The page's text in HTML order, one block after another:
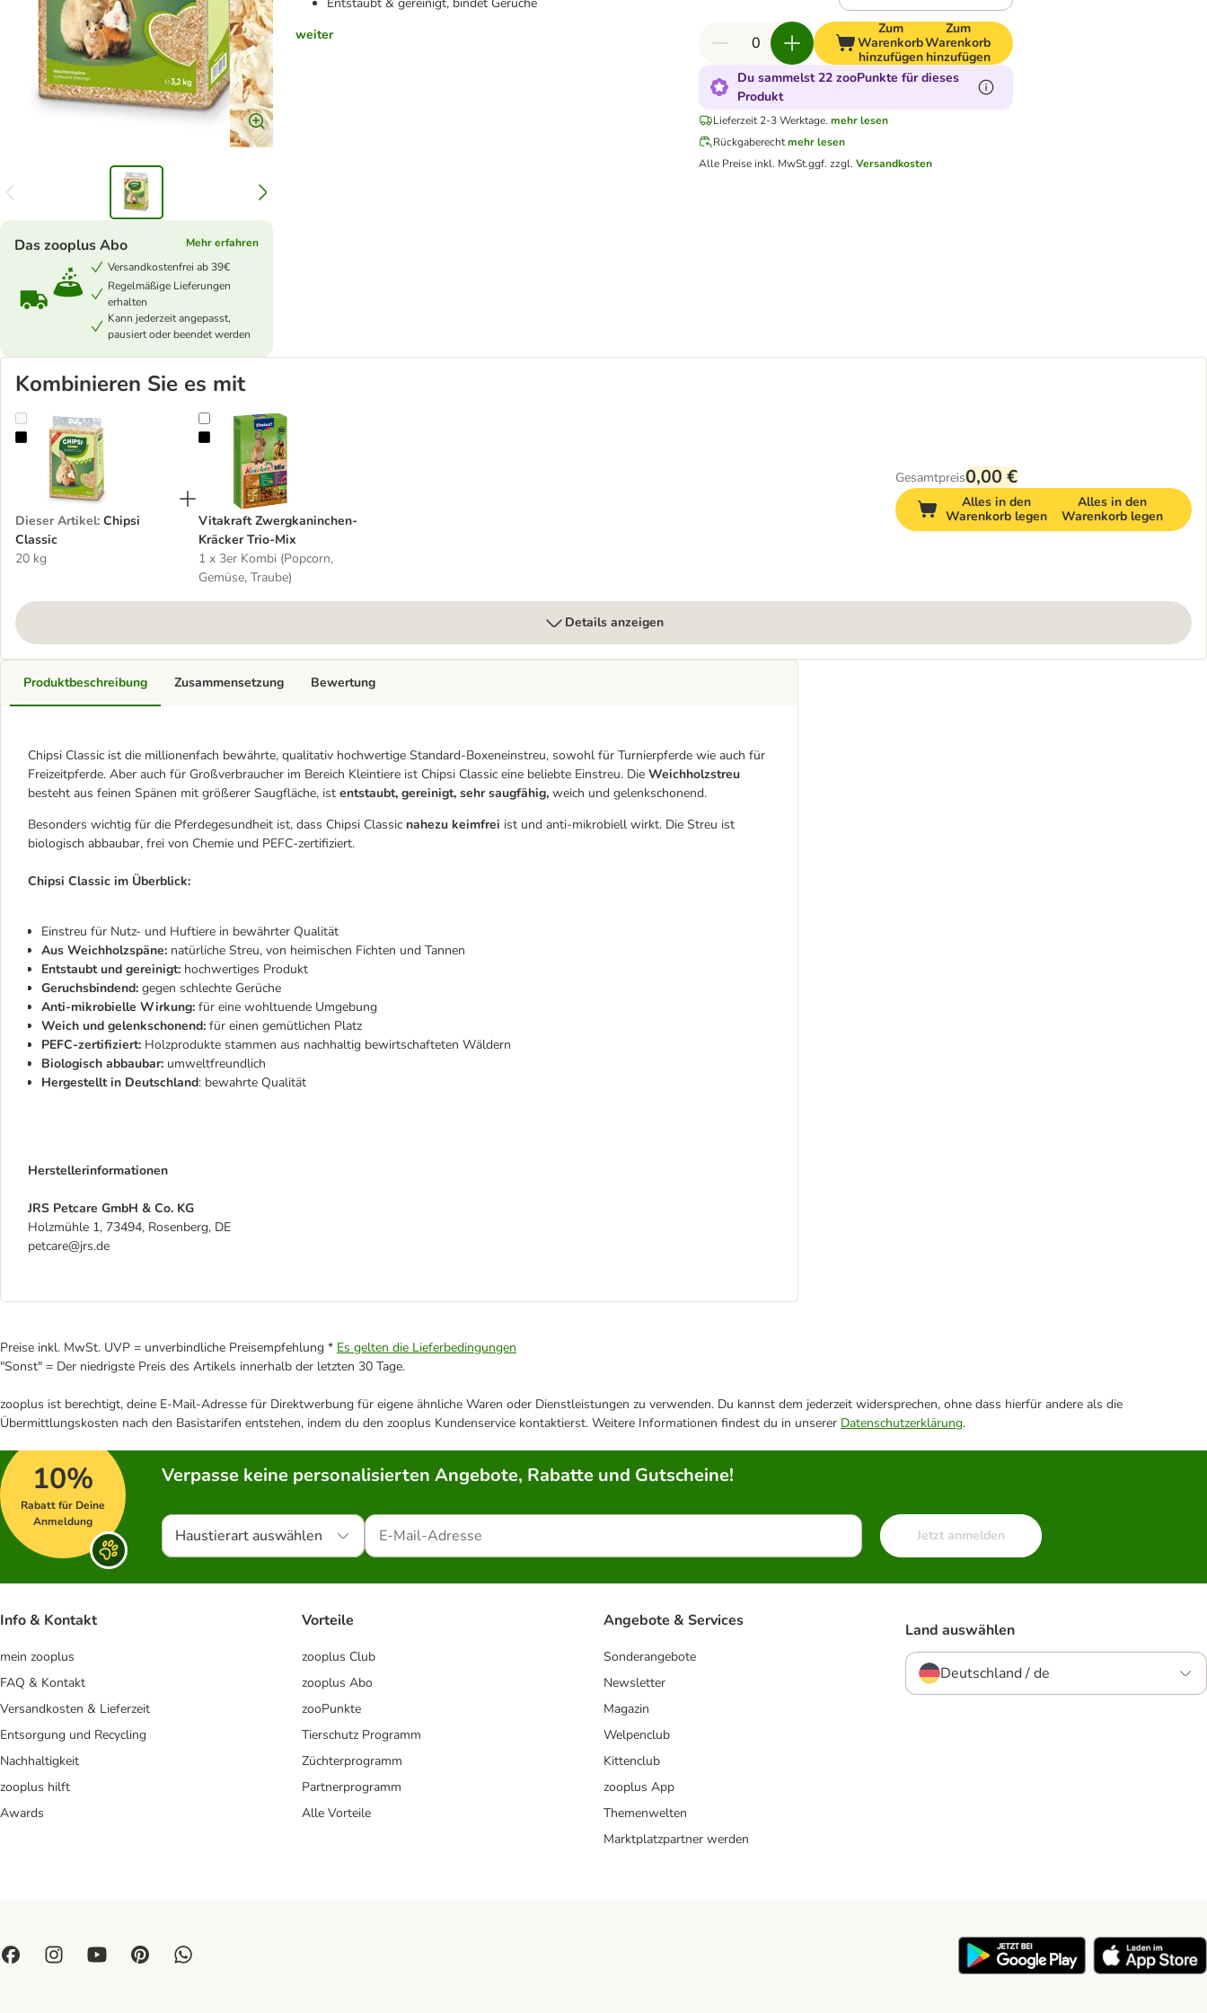
weiter
Das zooplus Abo
Mehr erfahren
Versandkostenfrei ab 39€
Regelmäßige Lieferungen
erhalten
Kann jederzeit angepasst,
pausiert oder beendet werden
Zum
Warenkorb
hinzufügen
Zum
Warenkorb
hinzufügen
Du sammelst 22 zooPunkte für dieses
Produkt
Lieferzeit 2-3 Werktage. mehr lesen
Rückgaberechtmehr lesen
Alle Preise inkl. MwSt.ggf. zzgl. Versandkosten
Kombinieren Sie es mit
Chipsi Classic
Dieser Artikel: Chipsi
Classic
20 kg
Vitakraft Zwergkaninchen-Kräcker Trio-Mix
Vitakraft Zwergkaninchen-
Kräcker Trio-Mix
1 x 3er Kombi (Popcorn,
Gemüse, Traube)
Gesamtpreis0,00 €
Alles in den
Warenkorb legen
Alles in den
Warenkorb legen
Details anzeigen
Produktbeschreibung
Chipsi Classic ist die millionenfach bewährte, qualitativ hochwertige Standard-Boxeneinstreu, sowohl für Turnierpferde wie auch für
Freizeitpferde. Aber auch für Großverbraucher im Bereich Kleintiere ist Chipsi Classic eine beliebte Einstreu. Die Weichholzstreu
besteht aus feinen Spänen mit größerer Saugfläche, ist entstaubt, gereinigt, sehr saugfähig, weich und gelenkschonend.
Besonders wichtig für die Pferdegesundheit ist, dass Chipsi Classic nahezu keimfrei ist und anti-mikrobiell wirkt. Die Streu ist
biologisch abbaubar, frei von Chemie und PEFC-zertifiziert.
Chipsi Classic im Überblick:
Einstreu für Nutz- und Huftiere in bewährter Qualität
Aus Weichholzspäne: natürliche Streu, von heimischen Fichten und Tannen
Entstaubt und gereinigt: hochwertiges Produkt
Geruchsbindend: gegen schlechte Gerüche
Anti-mikrobielle Wirkung: für eine wohltuende Umgebung
Weich und gelenkschonend: für einen gemütlichen Platz
PEFC-zertifiziert: Holzprodukte stammen aus nachhaltig bewirtschafteten Wäldern
Biologisch abbaubar: umweltfreundlich
Hergestellt in Deutschland: bewahrte Qualität
Herstellerinformationen
JRS Petcare GmbH & Co. KG
Holzmühle 1, 73494, Rosenberg, DE
petcare@jrs.de
Zusammensetzung Bewertung
Preise inkl. MwSt. UVP = unverbindliche Preisempfehlung * Es gelten die Lieferbedingungen
"Sonst" = Der niedrigste Preis des Artikels innerhalb der letzten 30 Tage.
zooplus ist berechtigt, deine E-Mail-Adresse für Direktwerbung für eigene ähnliche Waren oder Dienstleistungen zu verwenden. Du kannst dem jederzeit widersprechen, ohne dass hierfür andere als die
Übermittlungskosten nach den Basistarifen entstehen, indem du den zooplus Kundenservice kontaktierst. Weitere Informationen findest du in unserer Datenschutzerklärung.
10%
Rabatt für Deine
Anmeldung
Verpasse keine personalisierten Angebote, Rabatte und Gutscheine!
Haustierart auswählen Jetzt anmelden
Info & Kontakt
mein zooplus
FAQ & Kontakt
Versandkosten & Lieferzeit
Entsorgung und Recycling
Nachhaltigkeit
zooplus hilft
Awards
Vorteile
zooplus Club
zooplus Abo
zooPunkte
Tierschutz Programm
Züchterprogramm
Partnerprogramm
Alle Vorteile
Angebote & Services
Sonderangebote
Newsletter
Magazin
Welpenclub
Kittenclub
zooplus App
Themenwelten
Marktplatzpartner werden
Land auswählen
Deutschland / de